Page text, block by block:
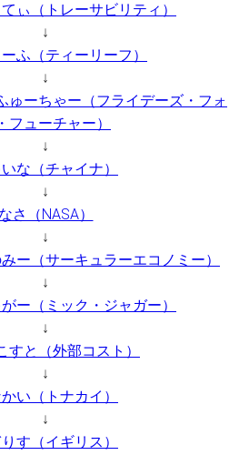
ぃ（トレーサビリティ）
↓
ふ（ティーリーフ）
↓
ゅーちゃー（フライデーズ・フォ
フューチャー）
↓
な（チャイナ）
↓
なさ（NASA）
↓
ー（サーキュラーエコノミー）
↓
ー（ミック・ジャガー）
↓
すと（外部コスト）
↓
い（トナカイ）
↓
す（イギリス）